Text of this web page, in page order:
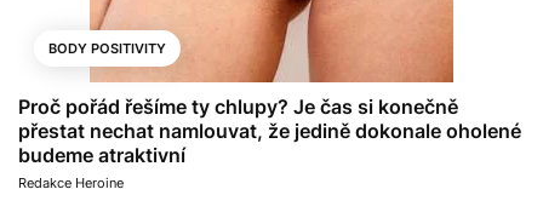
BODY POSITIVITY
Proč pořád řešíme ty chlupy? Je čas si konečně
přestat nechat namlouvat, že jedině dokonale oholené
budeme atraktivní
Redakce Heroine